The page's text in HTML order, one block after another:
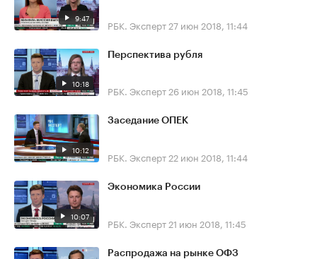
9:47 РБК. Эксперт 27 июн 2018, 11:44
10:18
Перспектива рубля
РБК. Эксперт 26 июн 2018, 11:45
10:12
Заседание ОПЕК
РБК. Эксперт 22 июн 2018, 11:44
10:07
Экономика России
РБК. Эксперт 21 июн 2018, 11:45
Распродажа на рынке ОФЗ